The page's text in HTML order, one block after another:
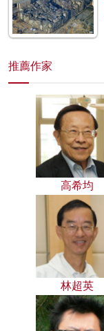
推薦作家
高希均
林超英